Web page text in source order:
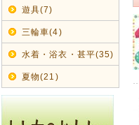
遊具(7)
三輪車(4)
水着・浴衣・甚平(35)
夏物(21)